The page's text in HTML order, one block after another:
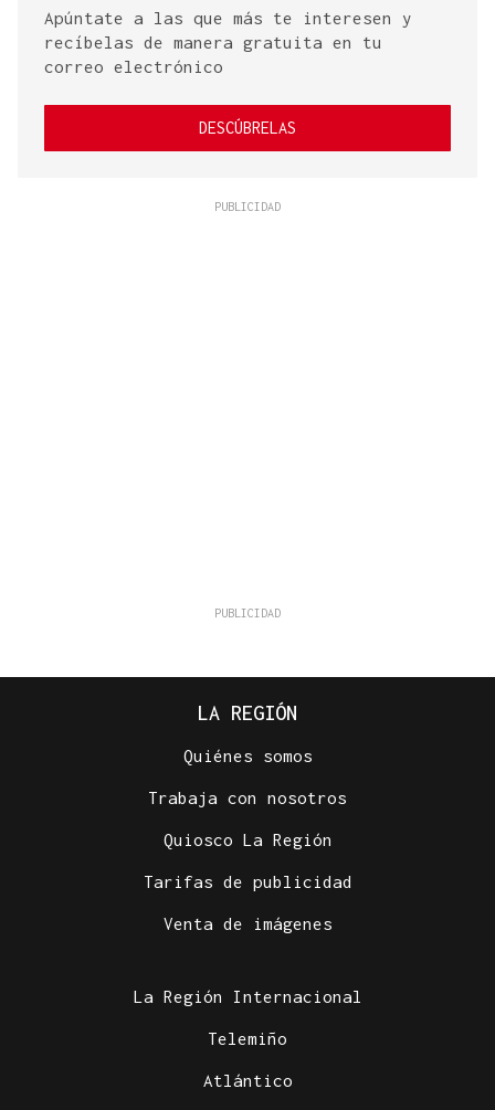
Apúntate a las que más te interesen y
recíbelas de manera gratuita en tu
correo electrónico
DESCÚBRELAS
LA REGIÓN
Quiénes somos
Trabaja con nosotros
Quiosco La Región
Tarifas de publicidad
Venta de imágenes
La Región Internacional
Telemiño
Atlántico